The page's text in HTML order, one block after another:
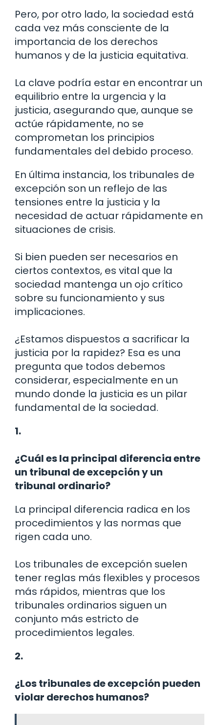
Pero, por otro lado, la sociedad está
cada vez más consciente de la
importancia de los derechos
humanos y de la justicia equitativa.
La clave podría estar en encontrar un
equilibrio entre la urgencia y la
justicia, asegurando que, aunque se
actúe rápidamente, no se
comprometan los principios
fundamentales del debido proceso.
En última instancia, los tribunales de
excepción son un reflejo de las
tensiones entre la justicia y la
necesidad de actuar rápidamente en
situaciones de crisis.
Si bien pueden ser necesarios en
ciertos contextos, es vital que la
sociedad mantenga un ojo crítico
sobre su funcionamiento y sus
implicaciones.
¿Estamos dispuestos a sacrificar la
justicia por la rapidez? Esa es una
pregunta que todos debemos
considerar, especialmente en un
mundo donde la justicia es un pilar
fundamental de la sociedad.
1.
¿Cuál es la principal diferencia entre
un tribunal de excepción y un
tribunal ordinario?
La principal diferencia radica en los
procedimientos y las normas que
rigen cada uno.
Los tribunales de excepción suelen
tener reglas más flexibles y procesos
más rápidos, mientras que los
tribunales ordinarios siguen un
conjunto más estricto de
procedimientos legales.
2.
¿Los tribunales de excepción pueden
violar derechos humanos?